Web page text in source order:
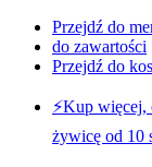
Przejdź do
do zawartości
Przejdź do
⚡️Kup
żywicę od 10